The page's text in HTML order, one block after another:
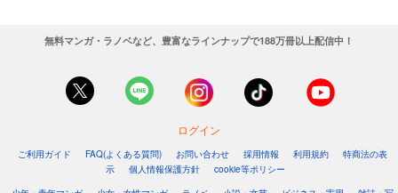
無料マンガ・ラノベなど、豊富なラインナップで188万冊以上配信中！
ログイン
ご利用ガイド FAQ(よくある質問) お問い合わせ 採用情報 利用規約
特商法の表
示
個人情報保護方針
cookie等ポリシー